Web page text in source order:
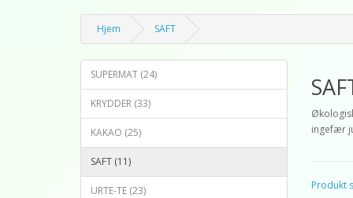
Hjem SAFT
SUPERMAT (24)
KRYDDER (33)
KAKAO (25)
SAFT (11)
URTE-TE (23)
ingefær
Produkt